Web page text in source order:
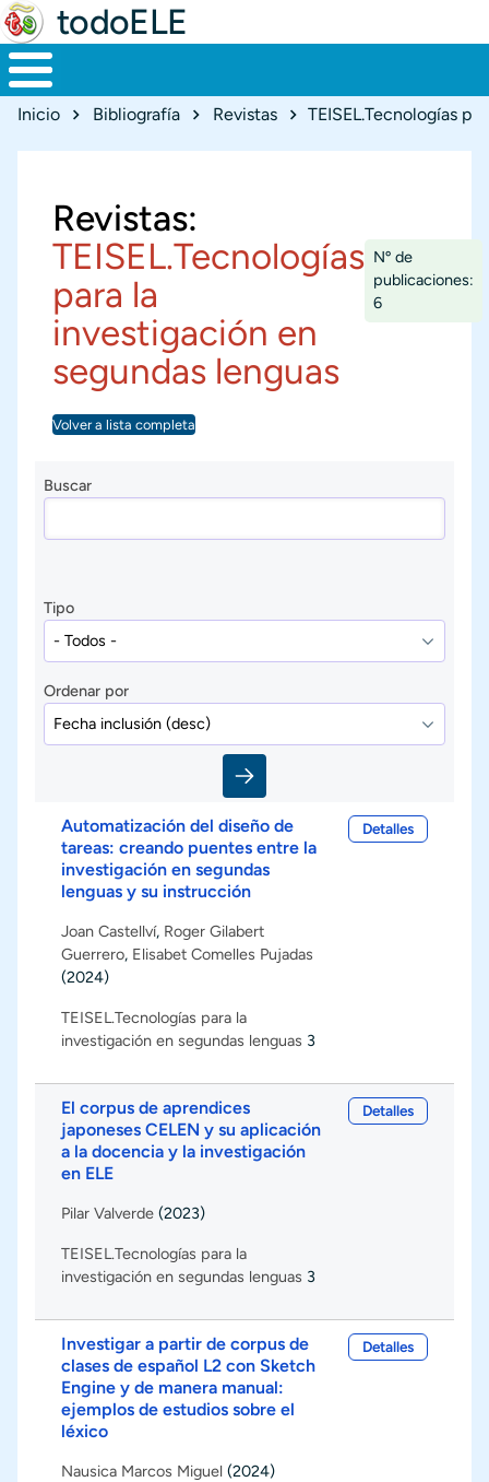
todoELE
Ruta de navegación
Inicio Bibliografía Revistas TEISEL.Tecnologías
Revistas:
TEISEL.Tecnologías
para la
investigación en
segundas lenguas
Nº de
publicaciones:
6
Volver a lista completa
Buscar
Tipo
Ordenar por
Automatización del diseño de
tareas: creando puentes entre la
investigación en segundas
lenguas y su instrucción
Joan Castellví, Roger Gilabert
Guerrero, Elisabet Comelles Pujadas
(2024)
TEISEL.Tecnologías para la
investigación en segundas lenguas 3
Detalles
El corpus de aprendices
japoneses CELEN y su aplicación
a la docencia y la investigación
en ELE
Pilar Valverde (2023)
TEISEL.Tecnologías para la
investigación en segundas lenguas 3
Detalles
Investigar a partir de corpus de
clases de español L2 con Sketch
Engine y de manera manual:
ejemplos de estudios sobre el
léxico
Nausica Marcos Miguel (2024)
Detalles